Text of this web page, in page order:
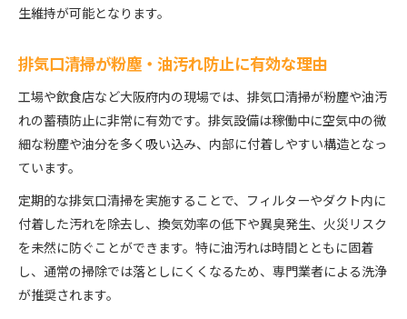
生維持が可能となります。
排気口清掃が粉塵・油汚れ防止に有効な理由
工場や飲食店など大阪府内の現場では、排気口清掃が粉塵や油汚
れの蓄積防止に非常に有効です。排気設備は稼働中に空気中の微
細な粉塵や油分を多く吸い込み、内部に付着しやすい構造となっ
ています。
定期的な排気口清掃を実施することで、フィルターやダクト内に
付着した汚れを除去し、換気効率の低下や異臭発生、火災リスク
を未然に防ぐことができます。特に油汚れは時間とともに固着
し、通常の掃除では落としにくくなるため、専門業者による洗浄
が推奨されます。